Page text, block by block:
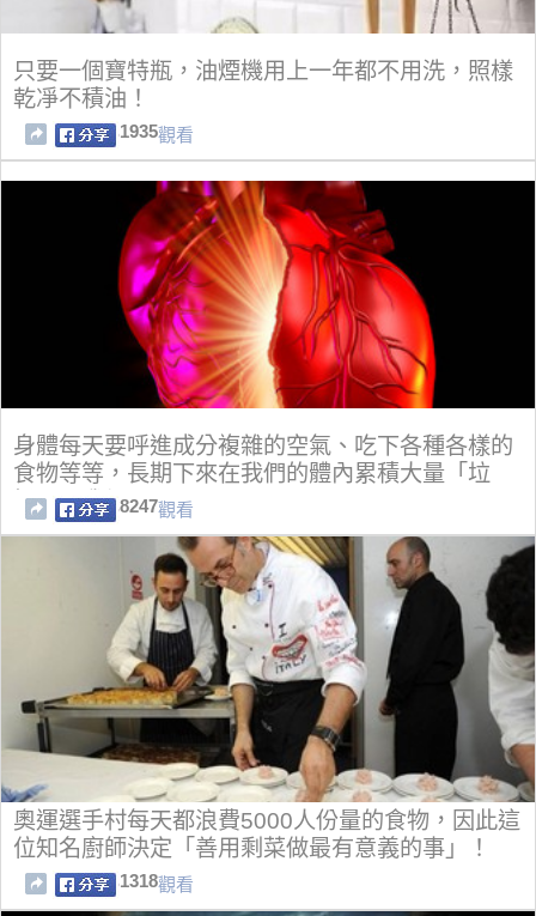
只要一個寶特瓶，油煙機用上一年都不用洗，照樣
乾凈不積油！
1935觀看
身體每天要呼進成分複雜的空氣、吃下各種各樣的
食物等等，長期下來在我們的體內累積大量「垃
圾」，我們可以
8247觀看
奧運選手村每天都浪費5000人份量的食物，因此這
位知名廚師決定「善用剩菜做最有意義的事」！
1318觀看